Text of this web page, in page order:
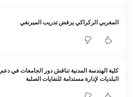
المغربي الركراكي يرفض تدريب الميرنغي
كلية الهندسة المدنية تناقش دور الجامعات في دعم
البلديات لإدارة مستدامة للنفايات الصلبة